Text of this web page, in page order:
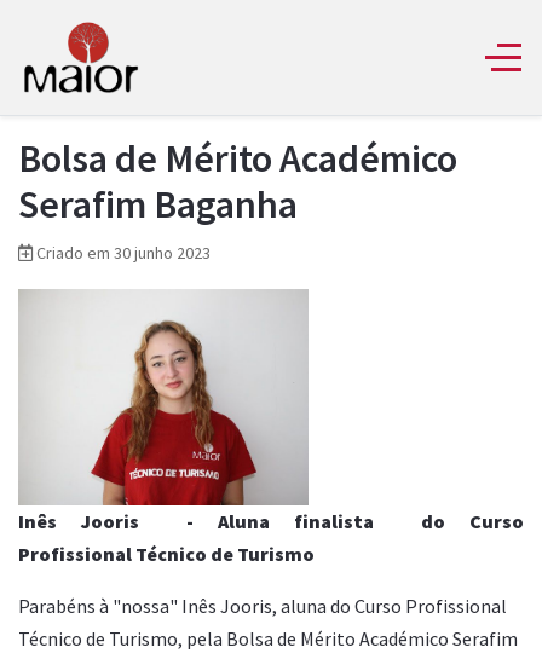
Bolsa de Mérito Académico
Serafim Baganha
Criado em 30 junho 2023
Inês Jooris - Aluna finalista do Curso
Profissional Técnico de Turismo
Parabéns à "nossa" Inês Jooris, aluna do Curso Profissional
Técnico de Turismo, pela Bolsa de Mérito Académico Serafim